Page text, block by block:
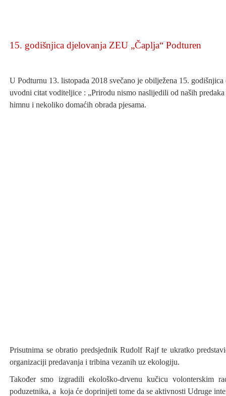
15. godišnjica djelovanja ZEU „Čaplja“ Podturen
U Podturnu 13. listopada 2018 svečano je obilježena 15.
uvodni citat voditeljice : „Prirodu nismo naslijedili od naših
himnu i nekoliko domaćih obrada pjesama.
Prisutnima se obratio predsjednik Rudolf Rajf te ukratko
organizaciji predavanja i tribina vezanih uz ekologiju.
Također smo izgradili ekološko-drvenu kučicu volonterskim
poduzetnika, a koja će doprinijeti tome da se aktivnosti Udruge